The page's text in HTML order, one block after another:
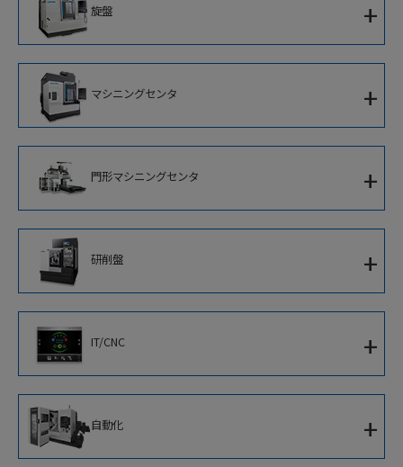
門形複合加工機
旋盤 +
1サドルCNC旋盤
対向主軸ターニングセンタ
2サドルCNC旋盤
並行スピンドルCNC旋盤
立形CNC旋盤
アルミホイール加工専用機
マシニングセンタ +
立形マシニングセンタ
横形マシニングセンタ
門形マシニングセンタ +
5面加工門形マシニングセンタ
門形マシニングセンタ
研削盤 +
CNC円筒研削盤
CNC内端面研削盤
IT/CNC +
新世代知能化CNC
IoTソリューション
自動化 +